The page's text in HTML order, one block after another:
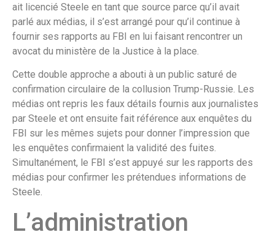
ait licencié Steele en tant que source parce qu’il avait
parlé aux médias, il s’est arrangé pour qu’il continue à
fournir ses rapports au FBI en lui faisant rencontrer un
avocat du ministère de la Justice à la place.
Cette double approche a abouti à un public saturé de
confirmation circulaire de la collusion Trump-Russie. Les
médias ont repris les faux détails fournis aux journalistes
par Steele et ont ensuite fait référence aux enquêtes du
FBI sur les mêmes sujets pour donner l’impression que
les enquêtes confirmaient la validité des fuites.
Simultanément, le FBI s’est appuyé sur les rapports des
médias pour confirmer les prétendues informations de
Steele.
L’administration